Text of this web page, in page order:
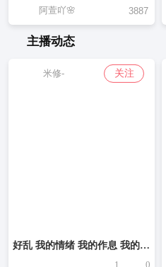
阿萱吖🌸 3887
主播动态
米修- 关注
好乱 我的情绪 我的作息 我的性格 我的最近……
1 0